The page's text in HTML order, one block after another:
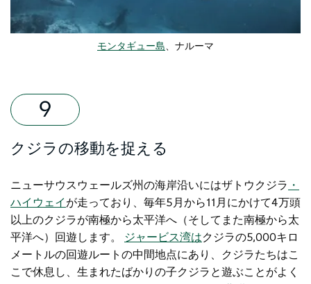
モンタギュー島、ナルーマ
クジラの移動を捉える
ニューサウスウェールズ州の海岸沿いにはザトウクジラ ・
ハイウェイ が走っており、毎年5月から11月にかけて4万頭
以上のクジラが南極から太平洋へ（そしてまた南極から太
平洋へ）回遊します。
ジャービス湾はクジラの5,000キロ
メートルの回遊ルートの中間地点にあり、クジラたちはこ
こで休息し、生まれたばかりの子クジラと遊ぶことがよく